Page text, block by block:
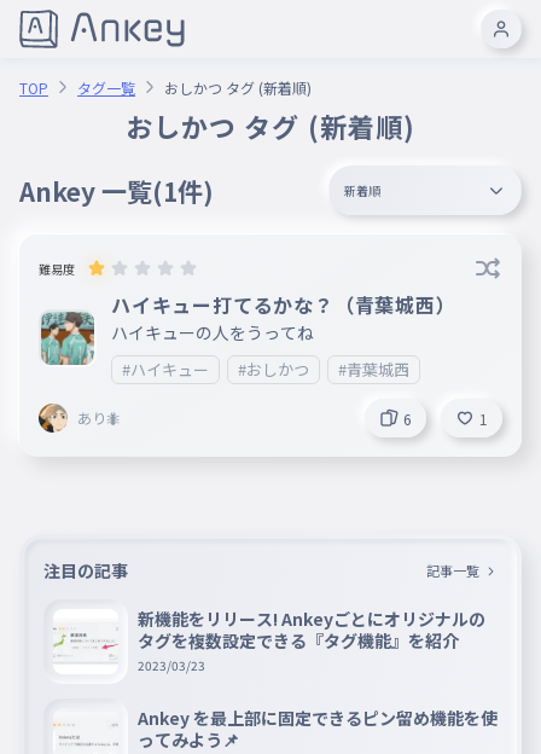
TOP タグ一覧 おしかつ タグ (新着順)
おしかつ タグ (新着順)
Ankey 一覧(1件) 新着順
難易度
ハイキュー打てるかな？（青葉城西）
ハイキューの人をうってね
#ハイキュー #おしかつ #青葉城西
あり🐜 6 1
注目の記事 記事一覧
新機能をリリース! Ankeyごとにオリジナルの
タグを複数設定できる『タグ機能』を紹介
2023/03/23
Ankey を最上部に固定できるピン留め機能を使
ってみよう📌